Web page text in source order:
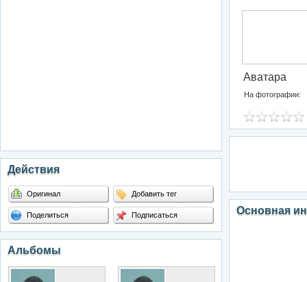
Действия
Оригинал Добавить тег
Поделиться Подписаться
Альбомы
Аватара
На фотографии:
Основная